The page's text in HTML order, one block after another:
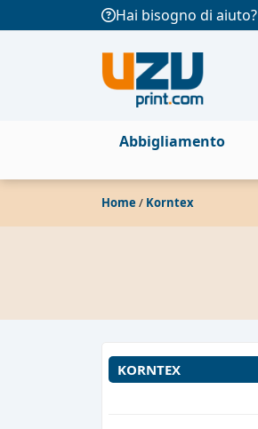
Hai bisogno di aiuto?
Abbigliamento
Home / Korntex
KORNTEX